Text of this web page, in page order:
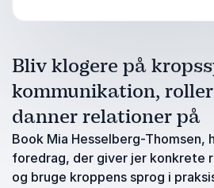
Bliv klogere på
kommunikation,
danner relationer på
Book Mia Hesselberg-Thomsen,
foredrag, der giver jer konkrete
og bruge kroppens sprog i